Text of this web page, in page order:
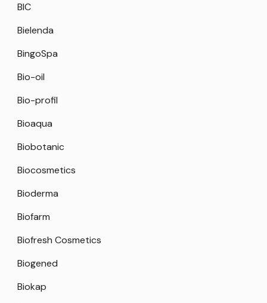
BIC
Bielenda
BingoSpa
Bio-oil
Bio-profil
Bioaqua
Biobotanic
Biocosmetics
Bioderma
Biofarm
Biofresh Cosmetics
Biogened
Biokap